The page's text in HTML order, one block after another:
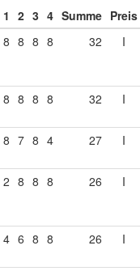
1 2 3 4 Summe Preis
8 8 8 8 32 I
8 8 8 8 32 I
8 7 8 4 27 I
2 8 8 8 26 I
4 6 8 8 26 I